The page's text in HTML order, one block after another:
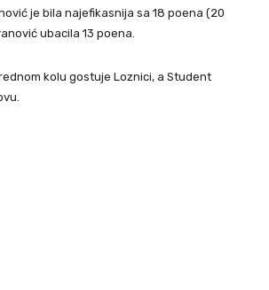
je bila najefikasnija sa 18 poena (20
ubacila 13 poena.
kolu gostuje Loznici, a Student